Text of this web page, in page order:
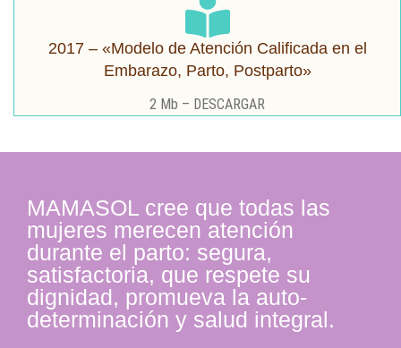
2017 – «Modelo de Atención Calificada en el
Embarazo, Parto, Postparto»
2 Mb – DESCARGAR
MAMASOL cree que todas las
mujeres merecen atención
durante el parto: segura,
satisfactoria, que respete su
dignidad, promueva la auto-
determinación y salud integral.